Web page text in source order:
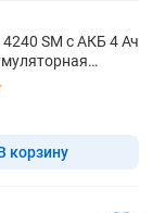
4240 SM с АКБ 4 Ач
газонокосилка
корзину